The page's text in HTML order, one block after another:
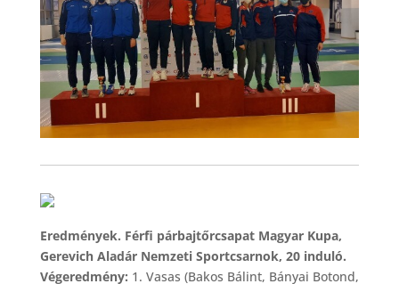
Eredmények. Férfi párbajtőrcsapat Magyar Kupa,
Gerevich Aladár Nemzeti Sportcsarnok, 20 induló.
Végeredmény: 1. Vasas (Bakos Bálint, Bányai Botond,